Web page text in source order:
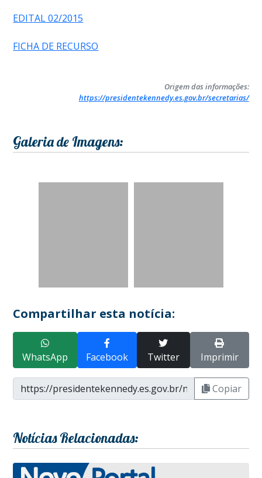
EDITAL 02/2015
FICHA DE RECURSO
Origem das informações:
https://presidentekennedy.es.gov.br/secretarias/
Galeria de Imagens:
Compartilhar esta notícia:
WhatsApp Facebook Twitter Imprimir
Copiar
Notícias Relacionadas: